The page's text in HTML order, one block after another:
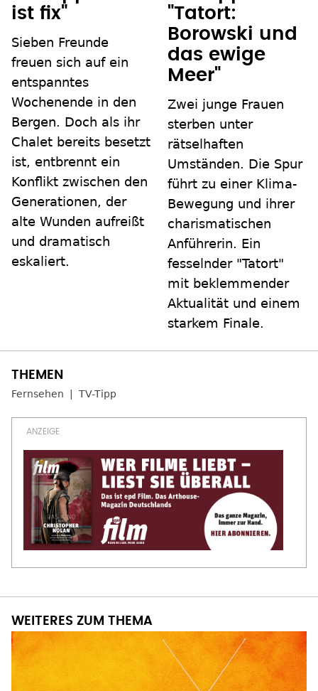
ist fix"
Sieben Freunde
freuen sich auf ein
entspanntes
Wochenende in den
Bergen. Doch als ihr
Chalet bereits besetzt
ist, entbrennt ein
Konflikt zwischen den
Generationen, der
alte Wunden aufreißt
und dramatisch
eskaliert.
"Tatort:
Borowski und
das ewige
Meer"
Zwei junge Frauen
sterben unter
rätselhaften
Umständen. Die Spur
führt zu einer Klima-
Bewegung und ihrer
charismatischen
Anführerin. Ein
fesselnder "Tatort"
mit beklemmender
Aktualität und einem
starkem Finale.
Fernsehen TV-Tipp